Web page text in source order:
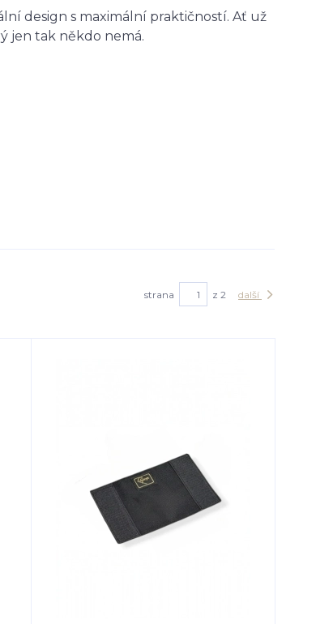
design s maximální praktičností. Ať už
jen tak někdo nemá.
strana z 2 další